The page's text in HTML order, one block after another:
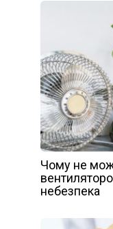
Чому не
небезпека